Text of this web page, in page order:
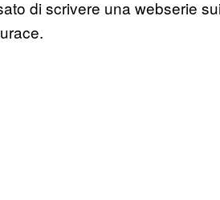
di scrivere una webserie